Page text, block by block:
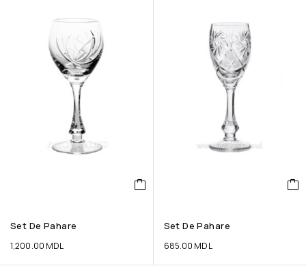
Set De Pahare
1,200.00 MDL
Set De Pahare
685.00 MDL